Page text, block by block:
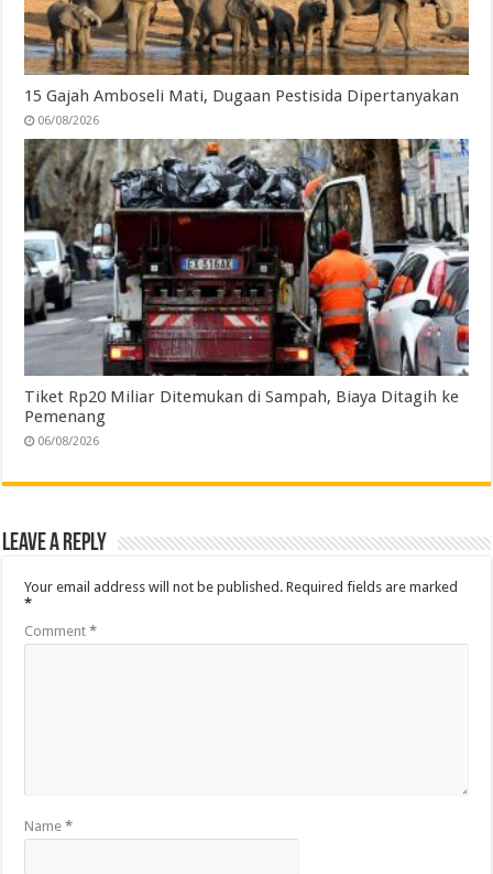
15 Gajah Amboseli Mati, Dugaan Pestisida Dipertanyakan
06/08/2026
Tiket Rp20 Miliar Ditemukan di Sampah, Biaya Ditagih ke
Pemenang
06/08/2026
Leave a Reply
Your email address will not be published. Required fields are marked
*
Comment*
Name*